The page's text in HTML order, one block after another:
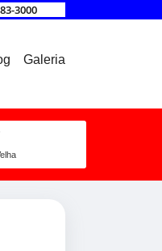
3000
Galeria